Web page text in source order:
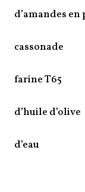
d’amandes
cassonade
farine T65
d’huile d’olive
d’eau